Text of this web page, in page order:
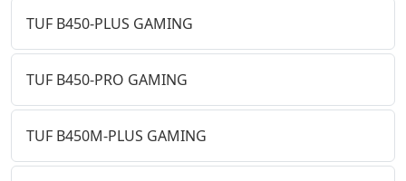
TUF B450-PLUS GAMING
TUF B450-PRO GAMING
TUF B450M-PLUS GAMING